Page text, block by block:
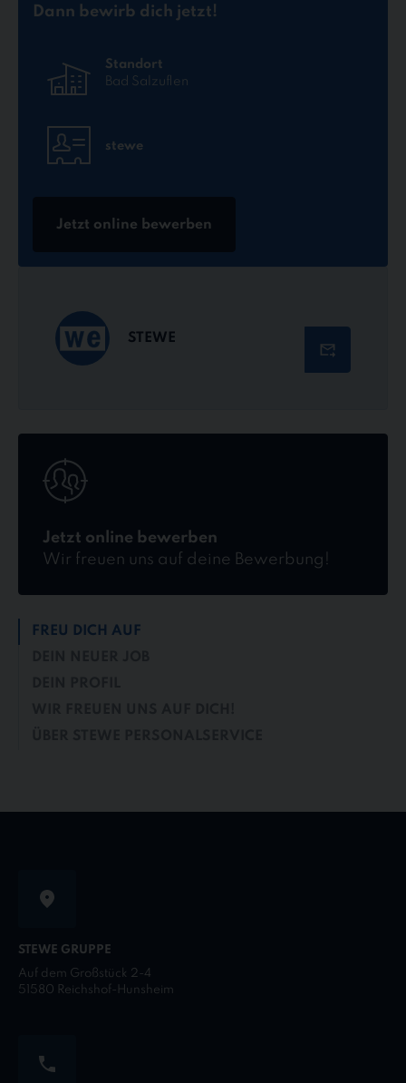
Dann bewirb dich jetzt!
Standort
Bad Salzuflen
stewe
Jetzt online bewerben
STEWE
Jetzt online bewerben
Wir freuen uns auf deine Bewerbung!
online
bewerben
FREU DICH AUF
STEWE GRUPPE
Auf dem Großstück 2-4
51580 Reichshof-Hunsheim